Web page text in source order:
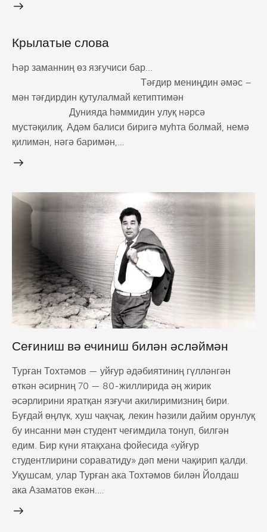
Крылатые слова
Һәр заманниң өз язғучиси бар...
Тәғдир мениңдин әмәс –
мән тәғдирдин қутулалмай кетиптимән
Дунияда һәммидин улуқ нәрсә
мустәқилиқ. Адәм балиси биригә муһта болмай, немә
қилимән, нәгә баримән,…
Сеғиниш вә ечиниш билән әсләймән
Турған Тохтəмов — уйғур əдəбиятиниң гүллəнгəн
өткəн əсирниң 70 — 80-жиллирида əң жирик
əсəрлирини яратқан язғучи акилиримизниң бири.
Буғдай өңлүк, хуш чақчақ, лекин һəзили дайим орунлуқ
бу инсанни мəн студент чеғимдила тонуп, билгəн
едим. Бир күни ятақхана фойесида «уйғур
студентлирини сораватиду» дəп мени чақирип қалди.
Уқушсам, улар Турған ака Тохтəмов билəн Йолдаш
ака Азаматов екəн.…